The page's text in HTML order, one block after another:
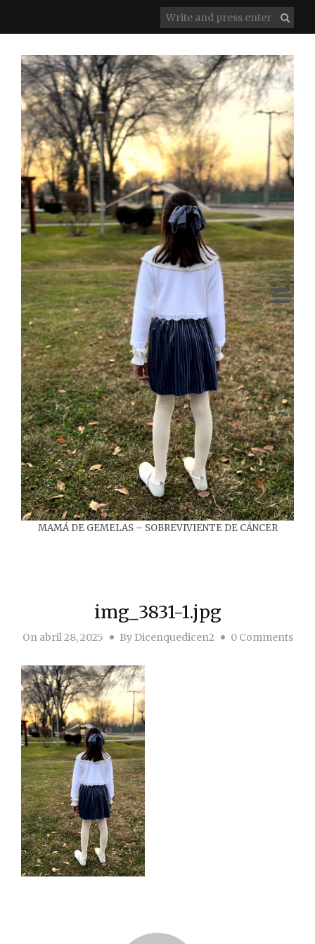
MAMÁ DE GEMELAS – SOBREVIVIENTE DE CÁNCER
img_3831-1.jpg
On abril 28, 2025 By Dicenquedicen2 0 Comments